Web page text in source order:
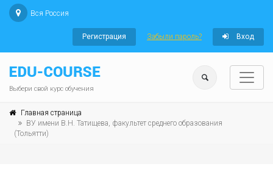
Вся Россия
Регистрация Забыли пароль? Вход
Выбери свой курс обучения
Главная страница
ВУ имени В.Н. Татищева, факультет среднего образования
(Тольятти)